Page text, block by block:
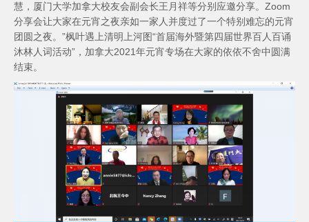
慧，厦门大学加拿大校友会副会长王月祥等分别应邀分享。Zoom
分享会让大家在元宵之夜亲如一家人并度过了一个特别难忘的元宵
团圆之夜。”枫叶遇上清明上河图“首届海外暨第四届世界百人百诵
沐林人词活动”，加拿大2021年元宵专场在大家的依依不舍中圆满
结束。